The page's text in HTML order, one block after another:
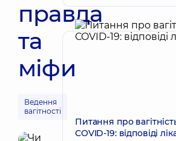
правда
та
міфи
Ведення
вагітності
Питання про
COVID-19: відповіді